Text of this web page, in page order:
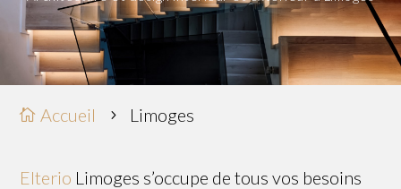
 Accueil 5 Limoges
Elterio Limoges s’occupe de tous vos besoins